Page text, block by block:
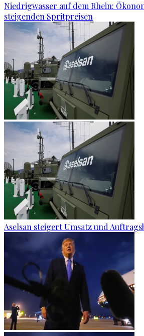
Niedrigwasser auf dem Rhein:
steigenden Spritpreisen
Aselsan steigert Umsatz und